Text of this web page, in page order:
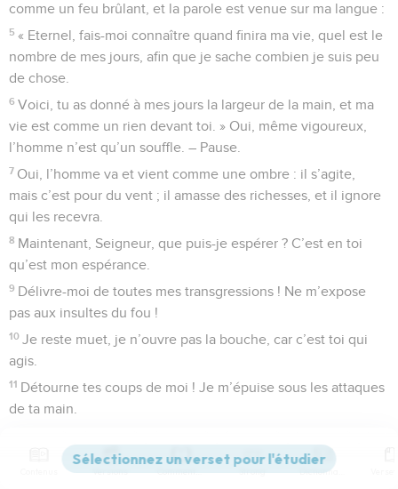
comme un feu brûlant, et la parole est venue sur ma langue :
5 « Eternel, fais-moi connaître quand finira ma vie, quel est le
nombre de mes jours, afin que je sache combien je suis peu
de chose.
6 Voici, tu as donné à mes jours la largeur de la main, et ma
vie est comme un rien devant toi. » Oui, même vigoureux,
l’homme n’est qu’un souffle. – Pause.
7 Oui, l’homme va et vient comme une ombre : il s’agite,
mais c’est pour du vent ; il amasse des richesses, et il ignore
qui les recevra.
8 Maintenant, Seigneur, que puis-je espérer ? C’est en toi
qu’est mon espérance.
9 Délivre-moi de toutes mes transgressions ! Ne m’expose
pas aux insultes du fou !
10 Je reste muet, je n’ouvre pas la bouche, car c’est toi qui
agis.
11 Détourne tes coups de moi ! Je m’épuise sous les attaques
de ta main.
comme la teigne ce qu’il a de plus cher. Oui, tout homme
n’est qu’un souffle. – Pause.
Versions Commentaires Strong